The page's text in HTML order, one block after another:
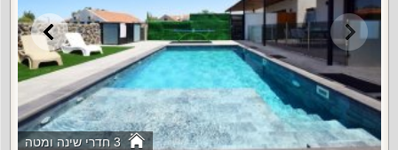
3 חדרי שינה ומטה